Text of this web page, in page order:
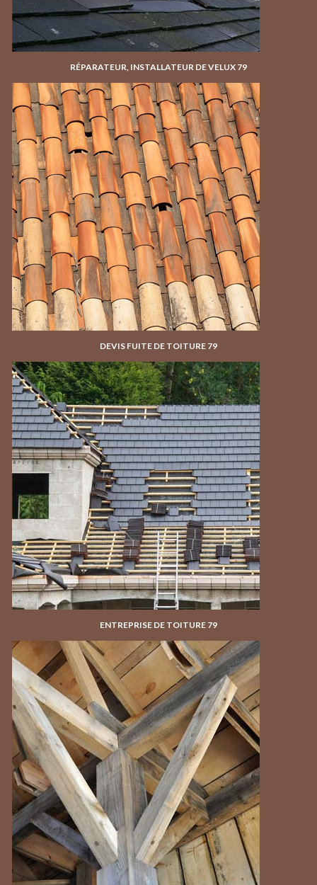
RÉPARATEUR, INSTALLATEUR DE VELUX 79
DEVIS FUITE DE TOITURE 79
ENTREPRISE DE TOITURE 79